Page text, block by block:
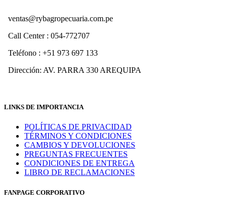
ventas@rybagropecuaria.com.pe
Call Center : 054-772707
Teléfono : +51 973 697 133
Dirección: AV. PARRA 330 AREQUIPA
LINKS DE IMPORTANCIA
POLÍTICAS DE PRIVACIDAD
TÉRMINOS Y CONDICIONES
CAMBIOS Y DEVOLUCIONES
PREGUNTAS FRECUENTES
CONDICIONES DE ENTREGA
LIBRO DE RECLAMACIONES
FANPAGE CORPORATIVO